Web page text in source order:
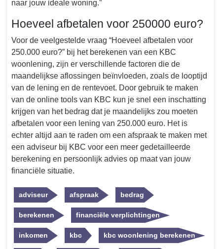
naar jouw ideale woning.”
Hoeveel afbetalen voor 250000 euro?
Voor de veelgestelde vraag “Hoeveel afbetalen voor
250.000 euro?” bij het berekenen van een KBC
woonlening, zijn er verschillende factoren die de
maandelijkse aflossingen beïnvloeden, zoals de looptijd
van de lening en de rentevoet. Door gebruik te maken
van de online tools van KBC kun je snel een inschatting
krijgen van het bedrag dat je maandelijks zou moeten
afbetalen voor een lening van 250.000 euro. Het is
echter altijd aan te raden om een afspraak te maken met
een adviseur bij KBC voor een meer gedetailleerde
berekening en persoonlijk advies op maat van jouw
financiële situatie.
adviseur afspraak bedrag
berekenen financiële verplichtingen
inkomen kbc kbc woonlening berekenen